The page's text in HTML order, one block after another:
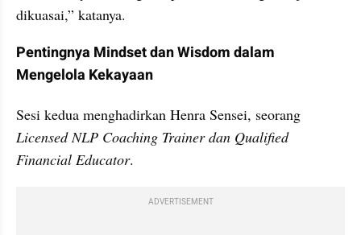
dikuasai,” katanya.
Pentingnya Mindset dan Wisdom dalam
Mengelola Kekayaan
Sesi kedua menghadirkan Henra Sensei, seorang
Licensed NLP Coaching Trainer dan Qualified
Financial Educator.
ADVERTISEMENT